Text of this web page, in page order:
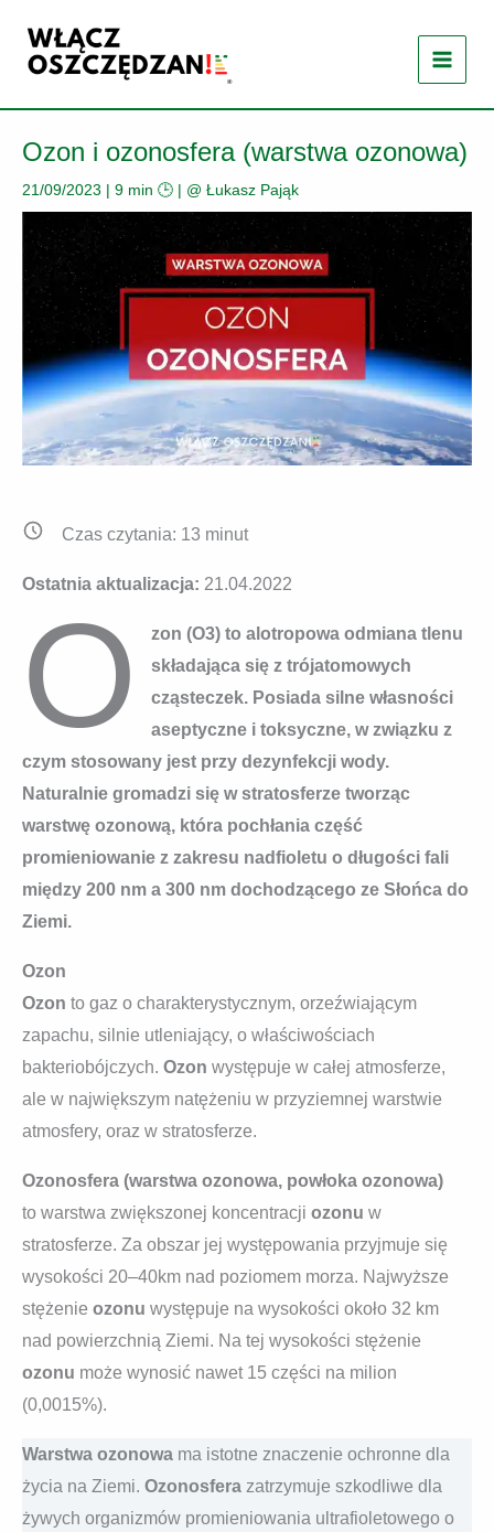
treści
Ozon i ozonosfera (warstwa ozonowa)
21/09/2023 | 9 min 🕒 | @ Łukasz Pająk
Czas czytania: 13 minut
Ostatnia aktualizacja: 21.04.2022
O
zon (O3) to alotropowa odmiana tlenu
składająca się z trójatomowych
cząsteczek. Posiada silne własności
aseptyczne i toksyczne, w związku z
czym stosowany jest przy dezynfekcji wody.
Naturalnie gromadzi się w stratosferze tworząc
warstwę ozonową, która pochłania część
promieniowanie z zakresu nadfioletu o długości fali
między 200 nm a 300 nm dochodzącego ze Słońca do
Ziemi.
Ozon
Ozon to gaz o charakterystycznym, orzeźwiającym
zapachu, silnie utleniający, o właściwościach
bakteriobójczych. Ozon występuje w całej atmosferze,
ale w największym natężeniu w przyziemnej warstwie
atmosfery, oraz w stratosferze.
Ozonosfera (warstwa ozonowa, powłoka ozonowa)
to warstwa zwiększonej koncentracji ozonu w
stratosferze. Za obszar jej występowania przyjmuje się
wysokości 20–40km nad poziomem morza. Najwyższe
stężenie ozonu występuje na wysokości około 32 km
nad powierzchnią Ziemi. Na tej wysokości stężenie
ozonu może wynosić nawet 15 części na milion
(0,0015%).
Warstwa ozonowa ma istotne znaczenie ochronne dla
życia na Ziemi. Ozonosfera zatrzymuje szkodliwe dla
żywych organizmów promieniowania ultrafioletowego o